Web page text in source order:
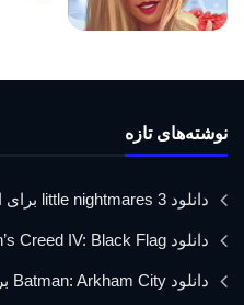
نوشته‌های تازه
دانلود little nightmares 3 برای اندروید
دانلود Assassin’s Creed IV: Black Flag برای اندروید
دانلود Batman: Arkham City برای اندروید